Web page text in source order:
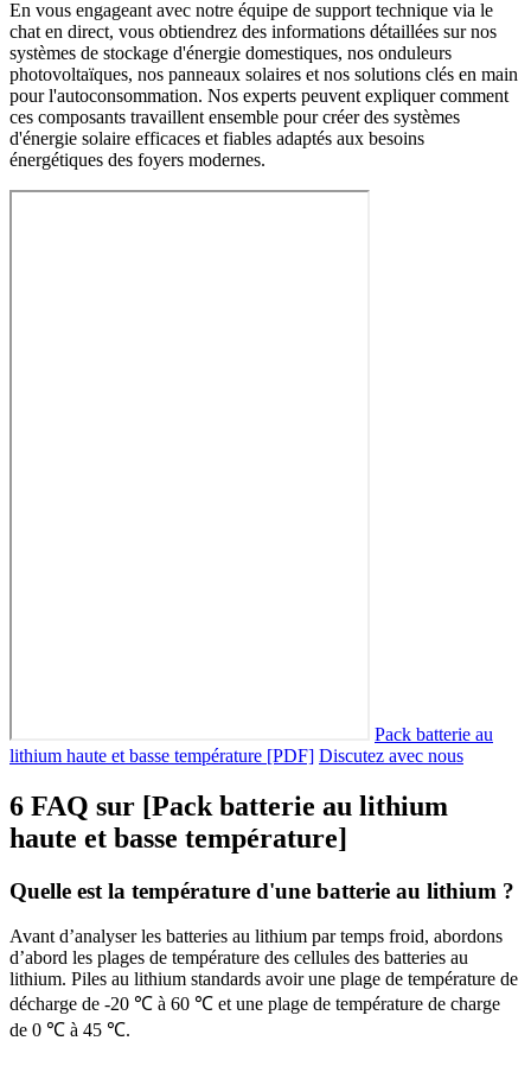
En vous engageant avec notre équipe de support technique via le
chat en direct, vous obtiendrez des informations détaillées sur nos
systèmes de stockage d'énergie domestiques, nos onduleurs
photovoltaïques, nos panneaux solaires et nos solutions clés en main
pour l'autoconsommation. Nos experts peuvent expliquer comment
ces composants travaillent ensemble pour créer des systèmes
d'énergie solaire efficaces et fiables adaptés aux besoins
énergétiques des foyers modernes.
Pack batterie au
lithium haute et basse température [PDF] Discutez avec nous
6 FAQ sur [Pack batterie au lithium
haute et basse température]
Quelle est la température d'une batterie au lithium ?
Avant d’analyser les batteries au lithium par temps froid, abordons
d’abord les plages de température des cellules des batteries au
lithium. Piles au lithium standards avoir une plage de température de
décharge de -20 ℃ à 60 ℃ et une plage de température de charge
de 0 ℃ à 45 ℃.